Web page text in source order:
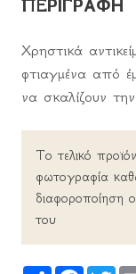
ΠΕΡΙΓΡΑΦΗ
Χρηστικά
φτιαγμένα από
να σκαλίζουν
Το τελικό
φωτογραφία
διαφοροποίηση
του